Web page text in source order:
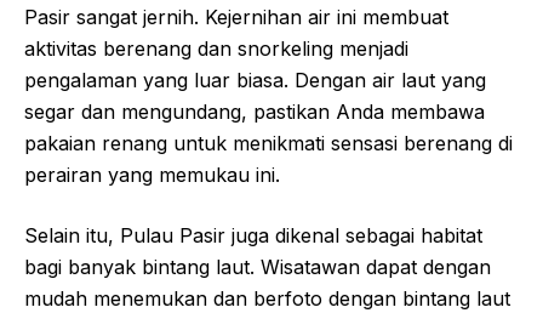
Pasir sangat jernih. Kejernihan air ini membuat
aktivitas berenang dan snorkeling menjadi
pengalaman yang luar biasa. Dengan air laut yang
segar dan mengundang, pastikan Anda membawa
pakaian renang untuk menikmati sensasi berenang di
perairan yang memukau ini.
Selain itu, Pulau Pasir juga dikenal sebagai habitat
bagi banyak bintang laut. Wisatawan dapat dengan
mudah menemukan dan berfoto dengan bintang laut